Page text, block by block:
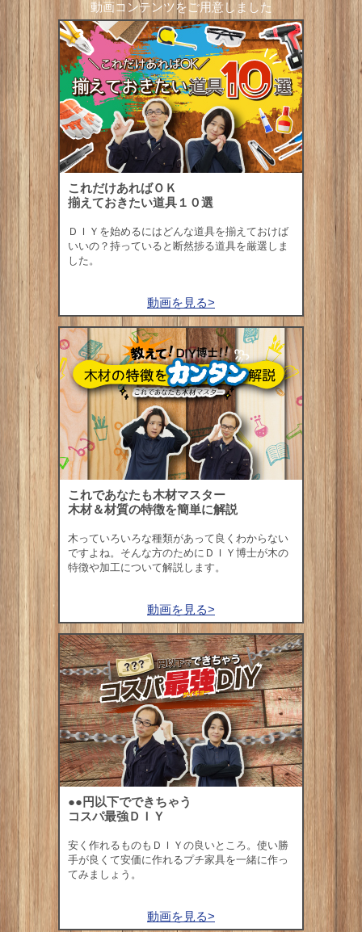
動画コンテンツをご用意しました
これだけあればＯＫ
揃えておきたい道具１０選
ＤＩＹを始めるにはどんな道具を揃えておけば
いいの？持っていると断然捗る道具を厳選しま
した。
動画を見る>
これであなたも木材マスター
木材＆材質の特徴を簡単に解説
木っていろいろな種類があって良くわからない
ですよね。そんな方のためにＤＩＹ博士が木の
特徴や加工について解説します。
動画を見る>
●●円以下でできちゃう
コスパ最強ＤＩＹ
安く作れるものもＤＩＹの良いところ。使い勝
手が良くて安価に作れるプチ家具を一緒に作っ
てみましょう。
動画を見る>